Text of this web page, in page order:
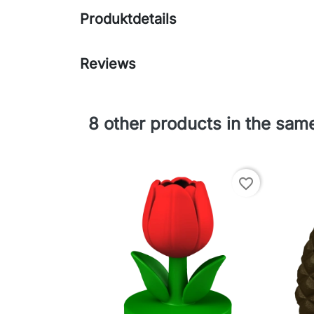
Produktdetails
Reviews
8 other products in the
favorite_border